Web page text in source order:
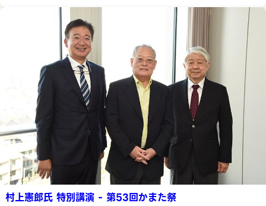
村上憲郎氏 特別講演 - 第53回かまた祭